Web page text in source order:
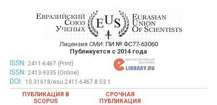
Евразийский Союз Ученых —
публикация научных статей в
ежемесячном научном журнале
Лицензия СМИ: ПИ № ФС77-63060
Публикуется с 2014 года
Евразийский Союз Ученых — публикация научных статей в
ежемесячном научном журнале
ISSN: 2411-6467 (Print)
ISSN: 2413-9335 (Online)
DOI:
10.31618/esu.2411-6467.8.53.1
ПУБЛИКАЦИЯ В
SCOPUS
СРОЧНАЯ
ПУБЛИКАЦИЯ